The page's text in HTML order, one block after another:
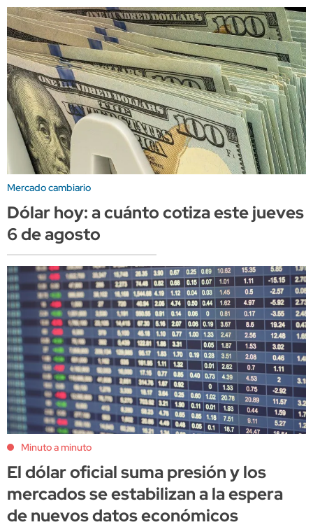
Mercado cambiario
Dólar hoy: a cuánto cotiza este jueves
6 de agosto
Minuto a minuto
El dólar oficial suma presión y los
mercados se estabilizan a la espera
de nuevos datos económicos